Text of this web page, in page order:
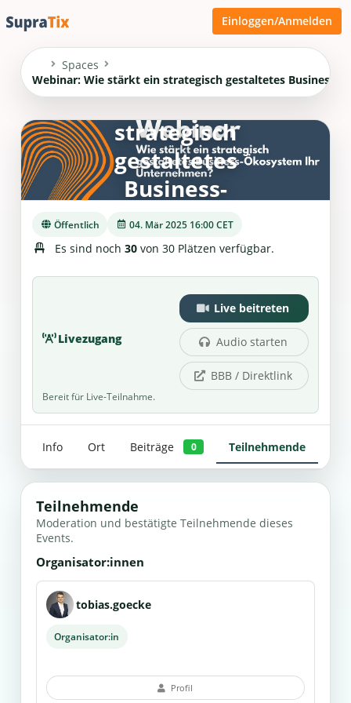
Einloggen/Anmelden
Spaces
Webinar: Wie stärkt ein strategisch gestaltetes Business-
Webinar: Wie
stärkt ein
strategisch
gestaltetes
Business-
Ökosystem Ihr
Unternehmen?
Öffentlich 04. Mär 2025 16:00 CET
Es sind noch 30von 30 Plätzen verfügbar.
Livezugang
Live beitreten
Audio starten
BBB / Direktlink
Bereit für Live-Teilnahme.
Info Ort Beiträge 0 Teilnehmende
Teilnehmende
Moderation und bestätigte Teilnehmende dieses
Events.
Organisator:innen
tobias.goecke
Organisator:in
Profil